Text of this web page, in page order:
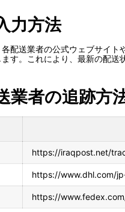
力方法
配送業者の公式ウェブサイ
す。これにより、最新の配送
業者の追跡方
https://iraqpost.net/
https://www.dhl.com/
https://